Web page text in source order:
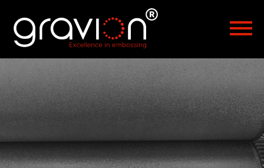
Hrvatski
العربية 漢語